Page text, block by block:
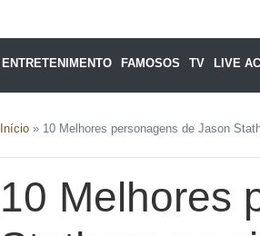
ENTRETENIMENTO FAMOSOS TV LIVE
Início » 10 Melhores personagens de Jason
10 Melhores